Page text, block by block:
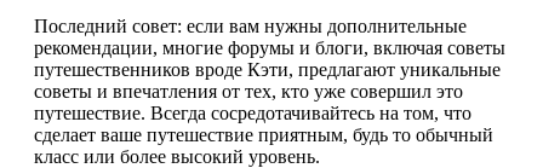
Последний совет: если вам нужны дополнительные
рекомендации, многие форумы и блоги, включая советы
путешественников вроде Кэти, предлагают уникальные
советы и впечатления от тех, кто уже совершил это
путешествие. Всегда сосредотачивайтесь на том, что
сделает ваше путешествие приятным, будь то обычный
класс или более высокий уровень.